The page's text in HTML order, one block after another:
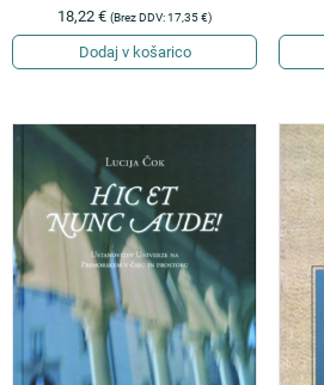
18,22€ (Brez DDV:17,35€)
Dodaj v košarico